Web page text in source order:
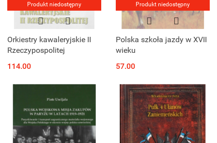
Produkt niedostępny
Orkiestry kawaleryjskie II
Rzeczypospolitej
114.00
Produkt niedostępny
Polska szkoła jazdy w XVII
wieku
57.00